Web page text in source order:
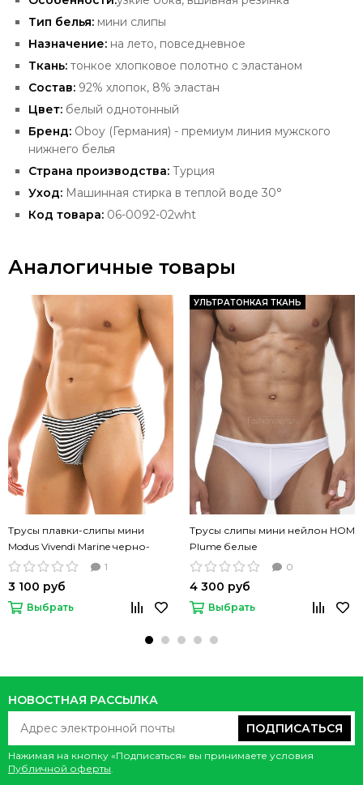
Тип белья: мини слипы
Назначение: на лето, повседневное
Ткань: тонкое хлопковое полотно с эластаном
Состав: 92% хлопок, 8% эластан
Цвет: белый однотонный
Бренд: Oboy (Германия) - премиум линия мужского
нижнего белья
Страна производства: Турция
Уход: Машинная стирка в теплой воде 30°
Код товара: 06-0092-02wht
Аналогичные товары
Трусы плавки-слипы мини
Modus Vivendi Marine черно-
белая полоска
1
3 100 руб
Выбрать
УЛЬТРАТОНКАЯ ТКАНЬ
Трусы слипы мини нейлон HOM
Plume белые
0
4 300 руб
Выбрать
НОВОСТНАЯ РАССЫЛКА
ПОДПИСАТЬСЯ
Нажимая на кнопку «Подписаться» вы принимаете условия
Публичной оферты.